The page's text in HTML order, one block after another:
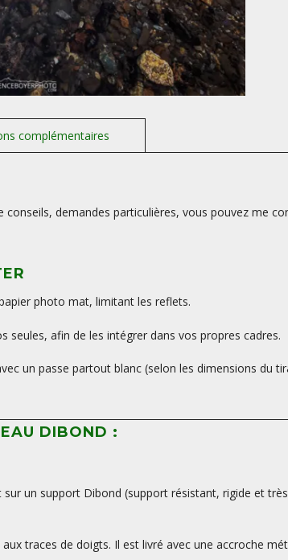
demandes particulières, vous pouvez me
photo mat, limitant les reflets.
seules, afin de les intégrer dans vos propres cadres.
un passe partout blanc (selon les dimensions du
DIBOND :
un support Dibond (support résistant, rigide et
traces de doigts. Il est livré avec une accroche